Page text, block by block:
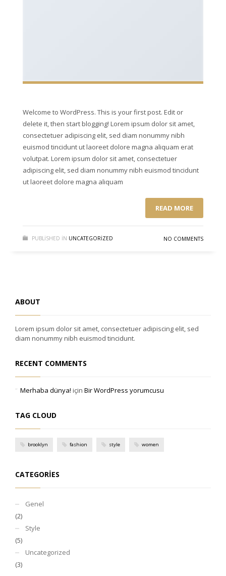
Welcome to WordPress. This is your first post. Edit or
delete it, then start blogging! Lorem ipsum dolor sit amet,
consectetuer adipiscing elit, sed diam nonummy nibh
euismod tincidunt ut laoreet dolore magna aliquam erat
volutpat. Lorem ipsum dolor sit amet, consectetuer
adipiscing elit, sed diam nonummy nibh euismod tincidunt
ut laoreet dolore magna aliquam
READ MORE
PUBLISHED IN UNCATEGORIZED NO COMMENTS
ABOUT
Lorem ipsum dolor sit amet, consectetuer adipiscing elit, sed
diam nonummy nibh euismod tincidunt.
RECENT COMMENTS
Merhaba dünya! için Bir WordPress yorumcusu
TAG CLOUD
brooklyn fashion style women
CATEGORIES
Genel
(2)
Style
(5)
Uncategorized
(3)